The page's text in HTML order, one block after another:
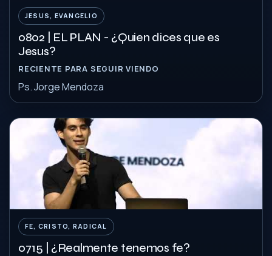
JESUS, EVANGELIO
0802 | EL PLAN - ¿Quien dices que es
Jesus?
RECIENTE PARA SEGUIR VIENDO
Ps. Jorge Mendoza
FE, CRISTO, RADICAL
0715 | ¿Realmente tenemos fe?